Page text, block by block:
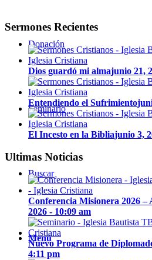
Donación
Seminario
Buscar
Menú
Sermones Recientes
Dios guardó mi almajunio 21,
Entendiendo el Sufrimiento
El Incesto en la Bibliajunio 3,
Ultimas Noticias
Conferencia Misionera 2026 –
2026 - 10:09 am
Nuevo Programa de
4:11 pm